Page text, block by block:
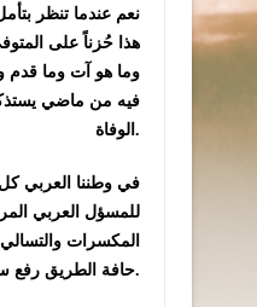
نعم عندما تنظر
هذا حُزناً على
وما هو آت وما
فيه من ماضي
الوفاة.
في وطننا العربي كل
للمسؤل العربي
المكسرات
حافة الطريق رفع سماعة الهاتف وأصدر شجبه وإستنكاره لا أدري ولكن لربما أجراً وثواب.